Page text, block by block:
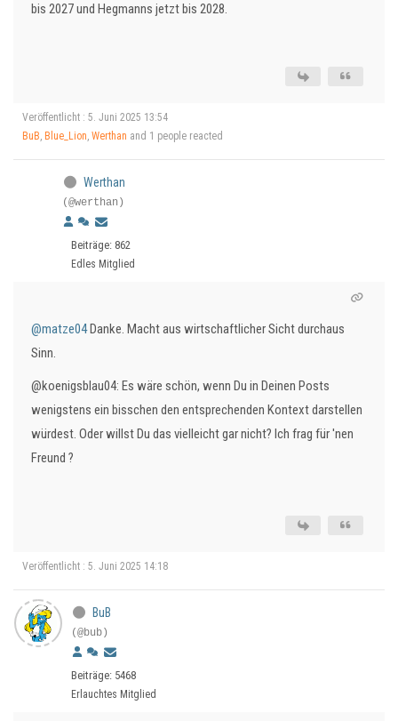
bis 2027 und Hegmanns jetzt bis 2028.
Veröffentlicht : 5. Juni 2025 13:54
BuB, Blue_Lion, Werthan and 1 people reacted
Werthan
(@werthan)
Beiträge: 862
Edles Mitglied
@matze04Danke. Macht aus wirtschaftlicher Sicht durchaus
Sinn.
@koenigsblau04: Es wäre schön, wenn Du in Deinen Posts
wenigstens ein bisschen den entsprechenden Kontext darstellen
würdest. Oder willst Du das vielleicht gar nicht? Ich frag für 'nen
Freund ?
Veröffentlicht : 5. Juni 2025 14:18
BuB
(@bub)
Beiträge: 5468
Erlauchtes Mitglied